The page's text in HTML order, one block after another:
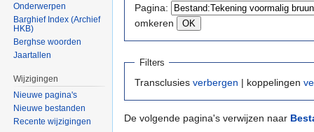
Pagina:
omkeren
Filters
Transclusies verbergen | koppelingen
De volgende pagina's verwijzen naar
Onderwerpen
Barghief Index (Archief
HKB)
Berghse woorden
Jaartallen
Wijzigingen
Nieuwe pagina's
Nieuwe bestanden
Recente wijzigingen